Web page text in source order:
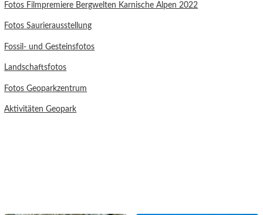
Fotos Filmpremiere Bergwelten Karnische Alpen 2022
Fotos Saurierausstellung
Fossil- und Gesteinsfotos
Landschaftsfotos
Fotos Geoparkzentrum
Aktivitäten Geopark